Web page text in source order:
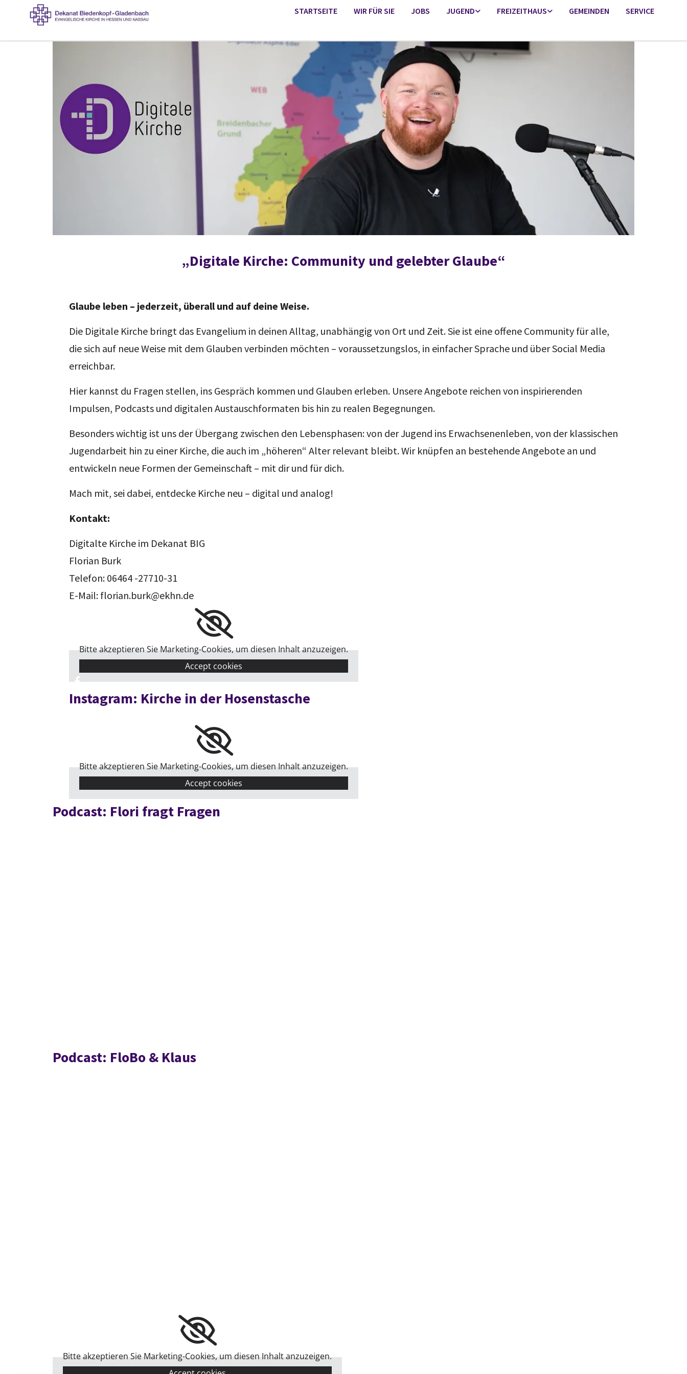
STARTSEITE WIR FÜR SIE JOBS JUGEND FREIZEITHAUS GEMEINDEN SERVICE
„Digitale Kirche: Community und gelebter Glaube“
Glaube leben – jederzeit, überall und auf deine Weise.
Die Digitale Kirche bringt das Evangelium in deinen Alltag, unabhängig von Ort und Zeit. Sie ist eine offene Community für alle,
die sich auf neue Weise mit dem Glauben verbinden möchten – voraussetzungslos, in einfacher Sprache und über Social Media
erreichbar.
Hier kannst du Fragen stellen, ins Gespräch kommen und Glauben erleben. Unsere Angebote reichen von inspirierenden
Impulsen, Podcasts und digitalen Austauschformaten bis hin zu realen Begegnungen.
Besonders wichtig ist uns der Übergang zwischen den Lebensphasen: von der Jugend ins Erwachsenenleben, von der klassischen
Jugendarbeit hin zu einer Kirche, die auch im „höheren“ Alter relevant bleibt. Wir knüpfen an bestehende Angebote an und
entwickeln neue Formen der Gemeinschaft – mit dir und für dich.
Mach mit, sei dabei, entdecke Kirche neu – digital und analog!
Kontakt:
Digitalte Kirche im Dekanat BIG
Florian Burk
Telefon: 06464 -27710-31
E-Mail: florian.burk@ekhn.de
Bitte akzeptieren Sie Marketing-Cookies, um diesen Inhalt anzuzeigen.
Accept cookies
Instagram: Kirche in der Hosenstasche
Bitte akzeptieren Sie Marketing-Cookies, um diesen Inhalt anzuzeigen.
Accept cookies
Podcast: Flori fragt Fragen
Podcast: FloBo & Klaus
Bitte akzeptieren Sie Marketing-Cookies, um diesen Inhalt anzuzeigen.